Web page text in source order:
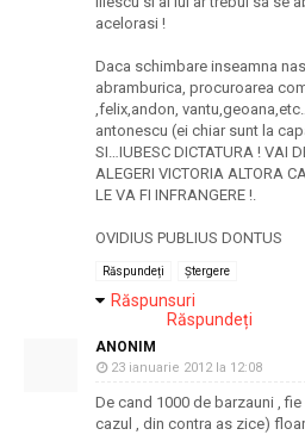
acelorasi !
Daca schimbare inseamna
abramburica, procuroarea
,felix,andon,
antonescu (ei chiar sunt la
SI…IUBESC DICTATURA ! VAI
ALEGERI VICTORIA ALTORA
LE VA FI INFRANGERE !.
OVIDIUS PUBLIUS DONTUS
Răspundeți Ștergere
Răspunsuri
Răspundeți
ANONIM
23 ianuarie 2012 la 12:08
De cand 1000 de barzauni ,
cazul , din contra as zice)